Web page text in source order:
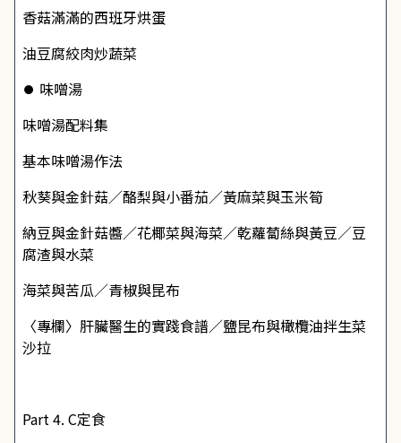
香菇滿滿的西班牙烘蛋
油豆腐絞肉炒蔬菜
⏺ 味噌湯
味噌湯配料集
基本味噌湯作法
秋葵與金針菇／酪梨與小番茄／黃麻菜與玉米筍
納豆與金針菇醬／花椰菜與海菜／乾蘿蔔絲與黃豆／豆
腐渣與水菜
海菜與苦瓜／青椒與昆布
〈專欄〉肝臟醫生的實踐食譜／鹽昆布與橄欖油拌生菜
沙拉
Part 4. C定食